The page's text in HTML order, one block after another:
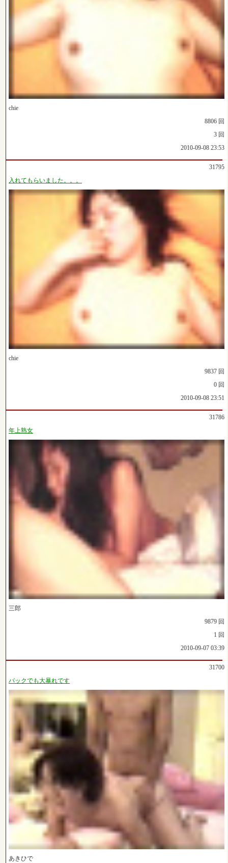
chie
8806 回
3 回
2010-09-08 23:53
31795
入れてもらいました。。。
chie
9837 回
0 回
2010-09-08 23:51
31786
年上熟女
三郎
9879 回
1 回
2010-09-07 03:39
31700
バックでも大暴れです
あきひで